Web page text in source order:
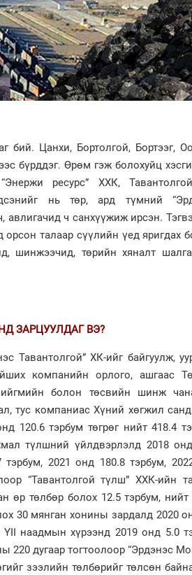
бий. Цанхи, Бортолгой, Бортээг,
бүрддэг. Өрөм гэж болохуйц
ресурс” ХХК,
нь төр, ард түмний
авлигачид ч санхүүжиж ирсэн.
талаар сүүлийн үед яригдах
шинжээчид, төрийн хяналт
ЗАРЦУУЛДАГ ВЭ?
Тавантолгой” ХК-ийг байгуулж,
компанийн орлого, ашгаас
болон төсвийн шинж
тус компаниас Хүний хөгжил
120.6 тэрбум төгрөг нийт 418.4
түлшний үйлдвэрлэлд 2018
2021 онд 180.8 тэрбум,
“Тавантолгой түлш” ХХК-ийн
өр төлбөр болох 12.5 тэрбум, нийт
30 мянган хонины зардалд 2020
наадмын хүрээнд 2019 онд 5.0
220 дугаар тогтоолоор “Эрдэнэс
зээлийн төлбөрийг төлсөн